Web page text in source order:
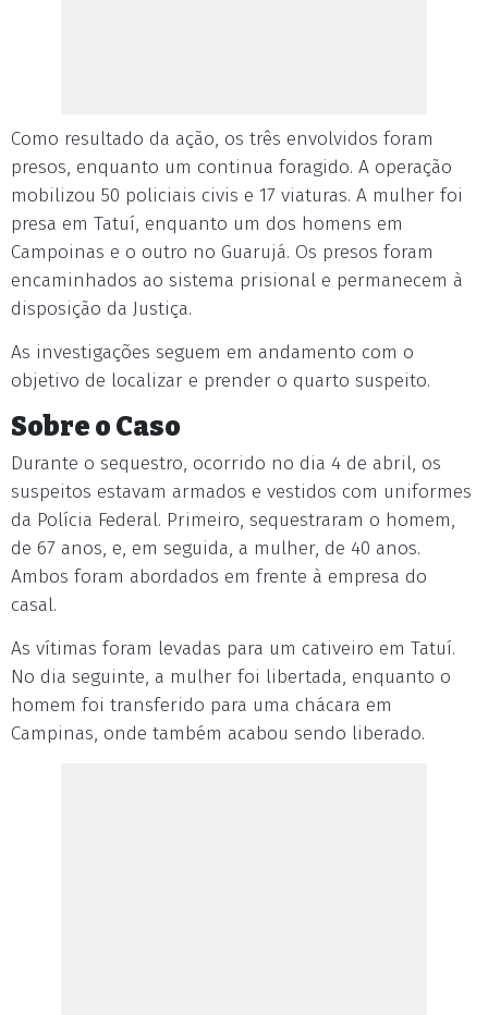
Como resultado da ação, os três envolvidos foram
presos, enquanto um continua foragido. A operação
mobilizou 50 policiais civis e 17 viaturas. A mulher foi
presa em Tatuí, enquanto um dos homens em
Campoinas e o outro no Guarujá. Os presos foram
encaminhados ao sistema prisional e permanecem à
disposição da Justiça.
As investigações seguem em andamento com o
objetivo de localizar e prender o quarto suspeito.
Sobre o Caso
Durante o sequestro, ocorrido no dia 4 de abril, os
suspeitos estavam armados e vestidos com uniformes
da Polícia Federal. Primeiro, sequestraram o homem,
de 67 anos, e, em seguida, a mulher, de 40 anos.
Ambos foram abordados em frente à empresa do
casal.
As vítimas foram levadas para um cativeiro em Tatuí.
No dia seguinte, a mulher foi libertada, enquanto o
homem foi transferido para uma chácara em
Campinas, onde também acabou sendo liberado.